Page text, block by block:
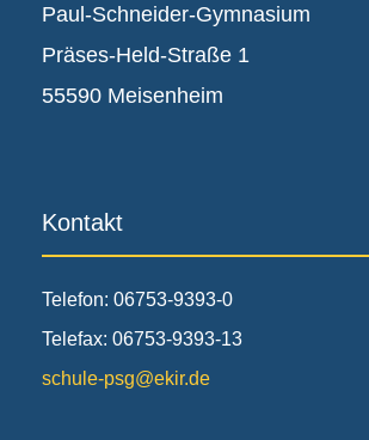
Paul-Schneider-Gymnasium
Präses-Held-Straße 1
55590 Meisenheim
Kontakt
Telefon: 06753-9393-0
Telefax: 06753-9393-13
schule-psg@ekir.de